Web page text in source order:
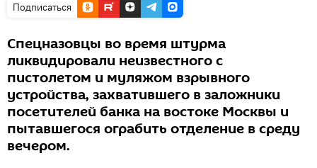
Подписаться
Спецназовцы во время штурма
ликвидировали неизвестного с
пистолетом и муляжом взрывного
устройства, захватившего в заложники
посетителей банка на востоке Москвы и
пытавшегося ограбить отделение в среду
вечером.